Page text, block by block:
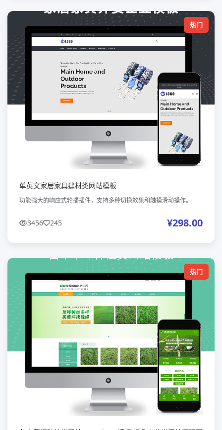
热门
单英文家居家具建材类网站模板
功能强大的响应式轮播插件，支持多种切换效果和触摸滑动操作。
3456 245 ¥298.00
热门